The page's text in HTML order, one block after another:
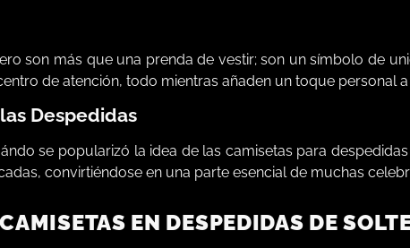
son más que una prenda de vestir; son un símbolo de
de atención, todo mientras añaden un toque personal
Despedidas
se popularizó la idea de las camisetas para
convirtiéndose en una parte esencial de muchas
EN DESPEDIDAS DE